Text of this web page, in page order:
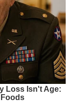
Loss Isn't Age: